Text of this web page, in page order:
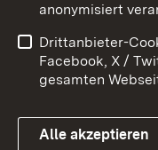
Benutzungshinweise
Datenschutz
anonymisiert
Drittanbieter-
Facebook, X /
gesamten
Alle akzeptieren